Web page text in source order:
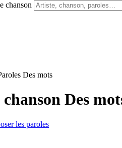
chanson
Des mots
Des
les paroles